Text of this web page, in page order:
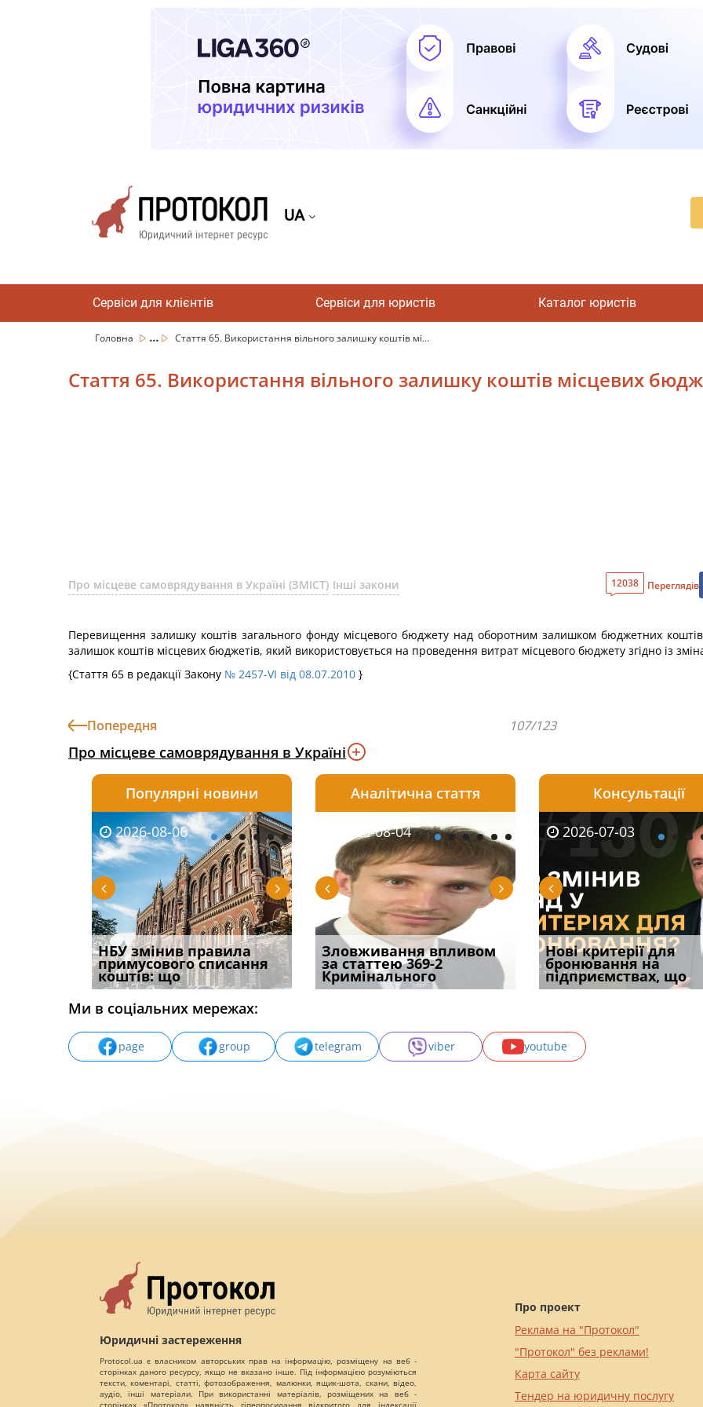
UA
Сервіси для клієнтів Сервіси для юристів Каталог юристів
Головна ... Стаття 65. Використання вільного залишку коштів мі...
Стаття 65. Використання вільного залишку коштів місцевих
Про місцеве самоврядування в Україні (ЗМІСТ) Інші закони 12038 Переглядів
Перевищення залишку коштів загального фонду місцевого бюджету над оборотним залишком бюджетних
залишок коштів місцевих бюджетів, який використовується на проведення витрат місцевого бюджету згідно із
{Стаття 65 в редакції Закону № 2457-VI від 08.07.2010 }
Попередня 107/123
Про місцеве самоврядування в Україні
Популярні новини
2026-08-06
НБУ змінив правила
примусового списання
коштів: що
2026-08-06
Якщо суд встановив для
відшкодування шкоди
наявніс
2026-08-06
Документи, на яких не
проставляється
апостиль: пер
Аналітична стаття
2026-08-03
Водії можуть отримати
компенсацію за
незаконні дії
2026-08-04
Зловживання впливом
за статтею 369-2
Кримінального
2026-08-04
Переоформлення
відстрочки за іншою
підставою: нов
Консультації
2026-05-25
Кого з юристів замінить
ШІ, а хто зароблятиме
міль
2026-07-03
Нові критерії для
бронювання на
підприємствах, що
2026-07-30
Восьмий ААС
підтвердив, що
може скас
Ми в соціальних мережах:
page group telegram viber youtube
Юридичні застереження
Protocol.ua є власником авторських прав на інформацію, розміщену на веб -
сторінках даного ресурсу, якщо не вказано інше. Під інформацією розуміються
тексти, коментарі, статті, фотозображення, малюнки, ящик-шота, скани, відео,
аудіо, інші матеріали. При використанні матеріалів, розміщених на веб -
сторінках «Протокол» наявність гіперпосилання відкритого для індексації
Про проект
Реклама на "Протокол"
"Протокол" без реклами!
Карта сайту
Тендер на юридичну послугу